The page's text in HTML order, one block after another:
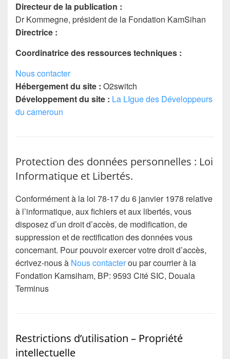
Directeur de la publication :
Dr Kommegne, président de la Fondation KamSihan
Directrice :
Coordinatrice des ressources techniques :
Nous contacter
Hébergement du site : O2switch
Développement du site : La LIgue des Développeurs
du cameroun
Protection des données personnelles : Loi
Informatique et Libertés.
Conformément à la loi 78-17 du 6 janvier 1978 relative
à l’informatique, aux fichiers et aux libertés, vous
disposez d’un droit d’accès, de modification, de
suppression et de rectification des données vous
concernant. Pour pouvoir exercer votre droit d’accès,
écrivez-nous à Nous contacterou par courrier à la
Fondation Kamsiham, BP: 9593 Cité SIC, Douala
Terminus
Restrictions d’utilisation – Propriété
intellectuelle